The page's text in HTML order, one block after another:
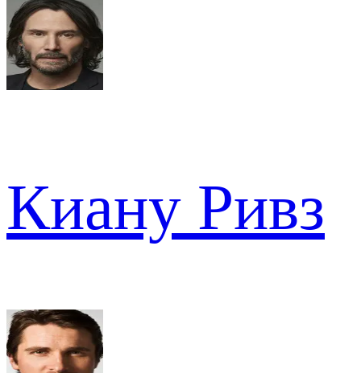
Киану Ривз